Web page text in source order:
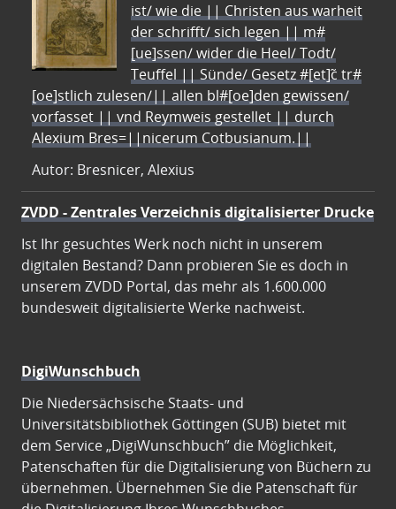
ist/ wie die || Christen aus warheit
der schrifft/ sich legen || m#
[ue]ssen/ wider die Heel/ Todt/
Teuffel || Sünde/ Gesetz #[et]c̃ tr#
[oe]stlich zulesen/|| allen bl#[oe]den gewissen/
vorfasset || vnd Reymweis gestellet || durch
Alexium Bres=||nicerum Cotbusianum.||
Autor: Bresnicer, Alexius
ZVDD - Zentrales Verzeichnis digitalisierter Drucke
Ist Ihr gesuchtes Werk noch nicht in unserem
digitalen Bestand? Dann probieren Sie es doch in
unserem ZVDD Portal, das mehr als 1.600.000
bundesweit digitalisierte Werke nachweist.
DigiWunschbuch
Die Niedersächsische Staats- und
Universitätsbibliothek Göttingen (SUB) bietet mit
dem Service „DigiWunschbuch” die Möglichkeit,
Patenschaften für die Digitalisierung von Büchern zu
übernehmen. Übernehmen Sie die Patenschaft für